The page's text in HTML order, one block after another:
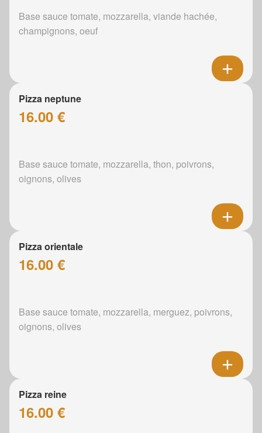
Base sauce tomate, mozzarella, viande hachée,
champignons, oeuf
Pizza neptune
16.00 €
Base sauce tomate, mozzarella, thon, poivrons,
oignons, olives
Pizza orientale
16.00 €
Base sauce tomate, mozzarella, merguez, poivrons,
oignons, olives
Pizza reine
16.00 €